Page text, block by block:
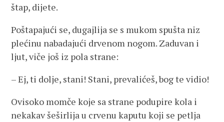
štap, dijete.
Poštapajući se, dugajlija se s mukom spušta niz
plećinu nabadajući drvenom nogom. Zaduvan i
ljut, viče još iz pola strane:
– Ej, ti dolje, stani! Stani, prevalićeš, bog te vidio!
Ovisoko momče koje sa strane podupire kola i
nekakav šeširlija u crvenu kaputu koji se petlja